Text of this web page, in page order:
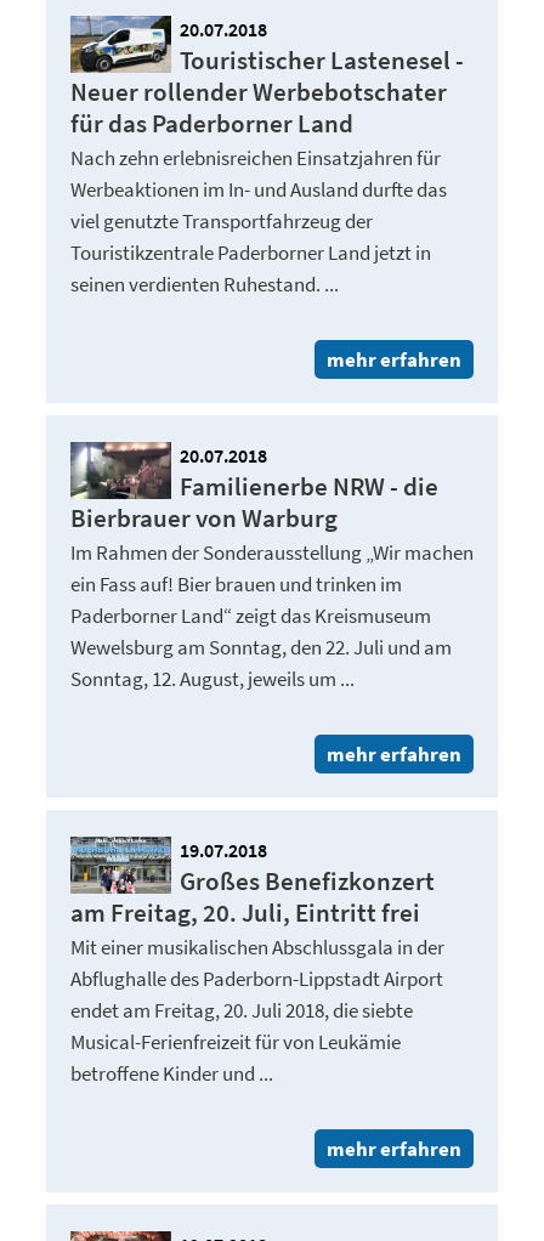
20.07.2018
Touristischer Lastenesel -
Neuer rollender Werbebotschater
für das Paderborner Land
Nach zehn erlebnisreichen Einsatzjahren für
Werbeaktionen im In- und Ausland durfte das
viel genutzte Transportfahrzeug der
Touristikzentrale Paderborner Land jetzt in
seinen verdienten Ruhestand. ...
mehr erfahren
20.07.2018
Familienerbe NRW - die
Bierbrauer von Warburg
Im Rahmen der Sonderausstellung „Wir machen
ein Fass auf! Bier brauen und trinken im
Paderborner Land“ zeigt das Kreismuseum
Wewelsburg am Sonntag, den 22. Juli und am
Sonntag, 12. August, jeweils um ...
mehr erfahren
19.07.2018
Großes Benefizkonzert
am Freitag, 20. Juli, Eintritt frei
Mit einer musikalischen Abschlussgala in der
Abflughalle des Paderborn-Lippstadt Airport
endet am Freitag, 20. Juli 2018, die siebte
Musical-Ferienfreizeit für von Leukämie
betroffene Kinder und ...
mehr erfahren